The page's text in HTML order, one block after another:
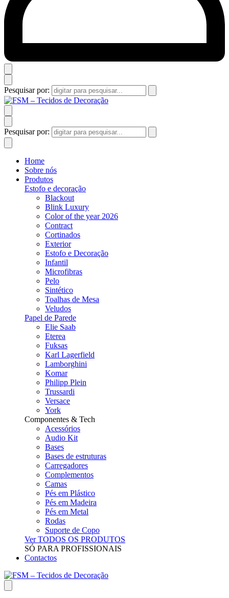
Pesquisar por:
Pesquisar por:
Home
Sobre nós
Produtos
Estofo e decoração
Blackout
Blink Luxury
Color of the year 2026
Contract
Cortinados
Exterior
Estofo e Decoração
Infantil
Microfibras
Pelo
Sintético
Toalhas de Mesa
Veludos
Papel de Parede
Elie Saab
Eterea
Fuksas
Karl Lagerfield
Lamborghini
Komar
Philipp Plein
Trussardi
Versace
York
Componentes & Tech
Acessórios
Audio Kit
Bases
Bases de estruturas
Carregadores
Complementos
Camas
Pés em Plástico
Pés em Madeira
Pés em Metal
Rodas
Suporte de Copo
Ver TODOS OS PRODUTOS
SÓ PARA PROFISSIONAIS
Contactos